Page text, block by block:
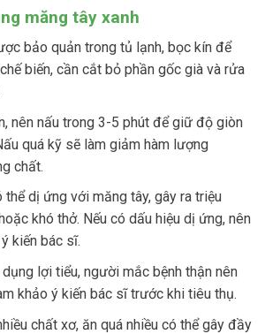
măng tây xanh
bảo quản trong tủ lạnh, bọc kín để
biến, cần cắt bỏ phần gốc già và rửa
nên nấu trong 3-5 phút để giữ độ giòn
quá kỹ sẽ làm giảm hàm lượng
chất.
dị ứng với măng tây, gây ra triệu
khó thở. Nếu có dấu hiệu dị ứng, nên
kiến bác sĩ.
lợi tiểu, người mắc bệnh thận nên
khảo ý kiến bác sĩ trước khi tiêu thụ.
chất xơ, ăn quá nhiều có thể gây đầy